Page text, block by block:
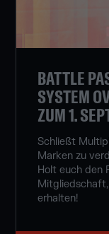
BATTLE
SYSTEM
ZUM 1.
Schließt
Marken zu
Holt euch den
Mitgliedschaft,
erhalten!